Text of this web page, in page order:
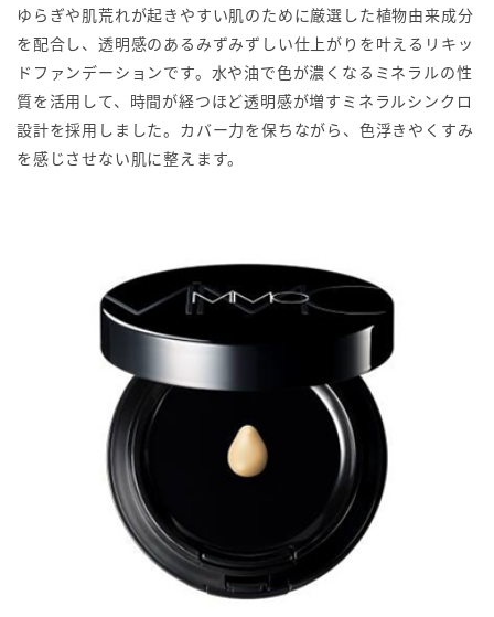
ゆらぎや肌荒れが起きやすい肌のために厳選した植物由来成分
を配合し、透明感のあるみずみずしい仕上がりを叶えるリキッ
ドファンデーションです。水や油で色が濃くなるミネラルの性
質を活用して、時間が経つほど透明感が増すミネラルシンクロ
設計を採用しました。カバー力を保ちながら、色浮きやくすみ
を感じさせない肌に整えます。